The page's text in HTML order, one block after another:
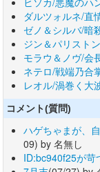
ダルツォルネ/直
ゼノ＆シルバ/暗
ジン＆パリスト
モラウ＆ノヴ/会
ネテロ/戦端乃合
レオル/渦巻く大
コメント(質問)
ハゲちゃまが、
09) by 名無し
ID:bc940f25が苛